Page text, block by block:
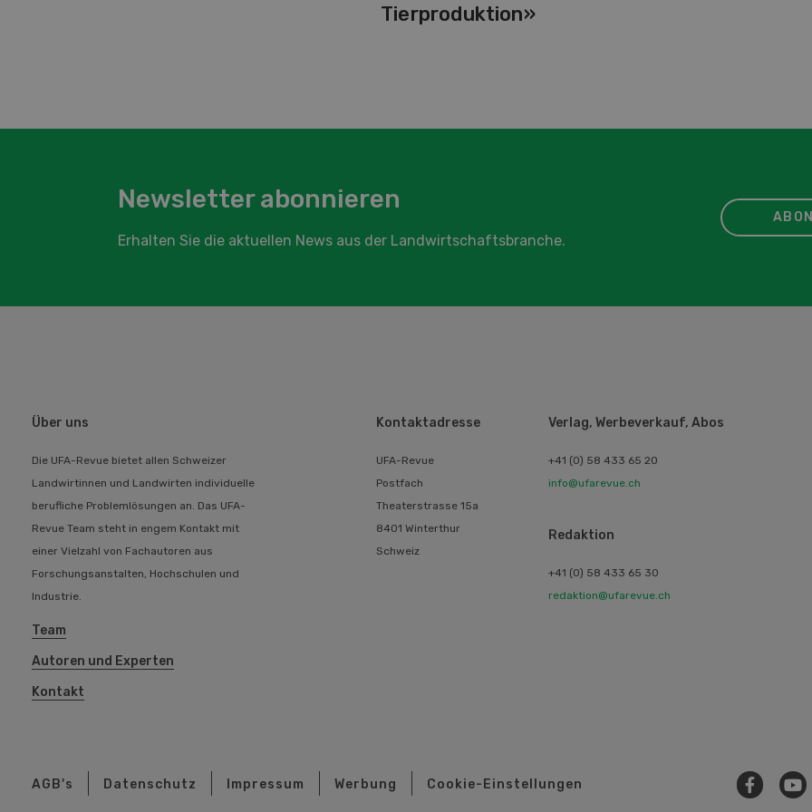
Tierproduktion»
Newsletter abonnieren
Erhalten Sie die aktuellen News aus der Landwirtschaftsbranche.
Über uns
Die UFA-Revue bietet allen Schweizer
Landwirtinnen und Landwirten individuelle
berufliche Problemlösungen an. Das UFA-
Revue Team steht in engem Kontakt mit
einer Vielzahl von Fachautoren aus
Forschungsanstalten, Hochschulen und
Industrie.
Team
Autoren und Experten
Kontakt
Kontaktadresse
UFA-Revue
Postfach
Theaterstrasse 15a
8401 Winterthur
Schweiz
Verlag, Werbeverkauf, Abos
+41 (0) 58 433 65 20
info@ufarevue.ch
Redaktion
+41 (0) 58 433 65 30
redaktion@ufarevue.ch
AGB's Datenschutz Impressum Werbung Cookie-Einstellungen